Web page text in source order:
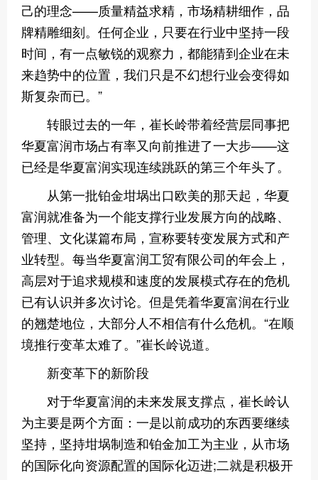
己的理念——质量精益求精，市场精耕细作，品
牌精雕细刻。任何企业，只要在行业中坚持一段
时间，有一点敏锐的观察力，都能猜到企业在未
来趋势中的位置，我们只是不幻想行业会变得如
斯复杂而已。”
转眼过去的一年，崔长岭带着经营层同事把
华夏富润市场占有率又向前推进了一大步——这
已经是华夏富润实现连续跳跃的第三个年头了。
从第一批铂金坩埚出口欧美的那天起，华夏
富润就准备为一个能支撑行业发展方向的战略、
管理、文化谋篇布局，宣称要转变发展方式和产
业转型。每当华夏富润工贸有限公司的年会上，
高层对于追求规模和速度的发展模式存在的危机
已有认识并多次讨论。但是凭着华夏富润在行业
的翘楚地位，大部分人不相信有什么危机。“在顺
境推行变革太难了。”崔长岭说道。
新变革下的新阶段
对于华夏富润的未来发展支撑点，崔长岭认
为主要是两个方面：一是以前成功的东西要继续
坚持，坚持坩埚制造和铂金加工为主业，从市场
的国际化向资源配置的国际化迈进;二就是积极开